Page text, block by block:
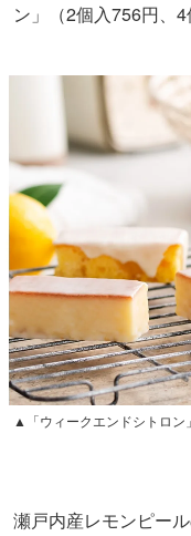
ン」（2個入756円、4
▲「ウィークエンドシトロン」
瀬戸内産レモンピー